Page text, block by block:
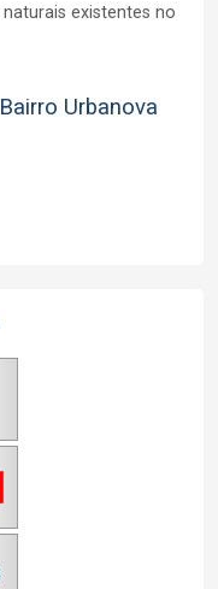
existentes no
Urbanova